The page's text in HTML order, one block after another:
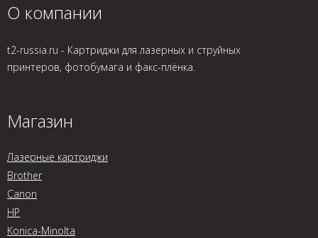
О компании
t2-russia.ru - Картриджи для лазерных и струйных
принтеров, фотобумага и факс-плёнка.
Магазин
Лазерные картриджи
Brother
Canon
HP
Konica-Minolta